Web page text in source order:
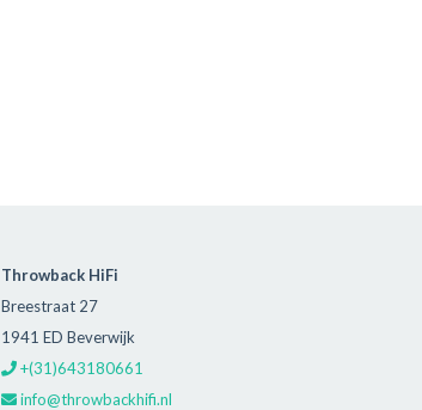
Throwback HiFi
Breestraat 27
1941 ED Beverwijk
+(31)643180661
info@throwbackhifi.nl